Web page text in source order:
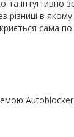
та
різниці в
сама по